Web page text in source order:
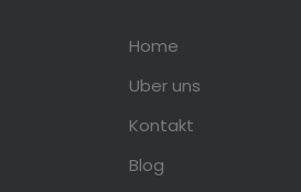
Home
Uber uns
Kontakt
Blog